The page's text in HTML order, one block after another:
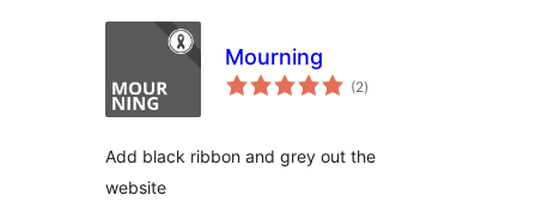
Mourning
(2totale
vurderinger
)
Add black ribbon and grey out the
website